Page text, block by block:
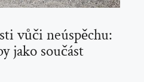
vůči neúspěchu:
jako součást